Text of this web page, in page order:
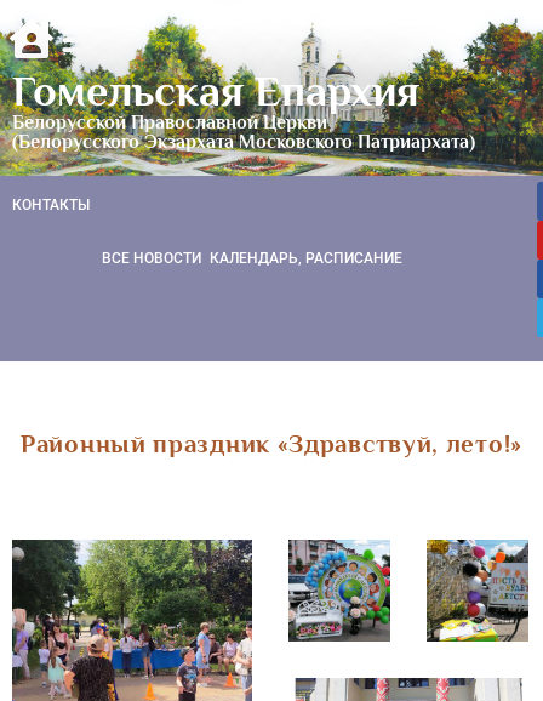
Гомельская Епархия
Белорусской Православной Церкви
(Белорусского Экзархата Московского Патриархата)
КОНТАКТЫ
ВСЕ НОВОСТИ КАЛЕНДАРЬ, РАСПИСАНИЕ
Районный праздник «Здравствуй, лето!»